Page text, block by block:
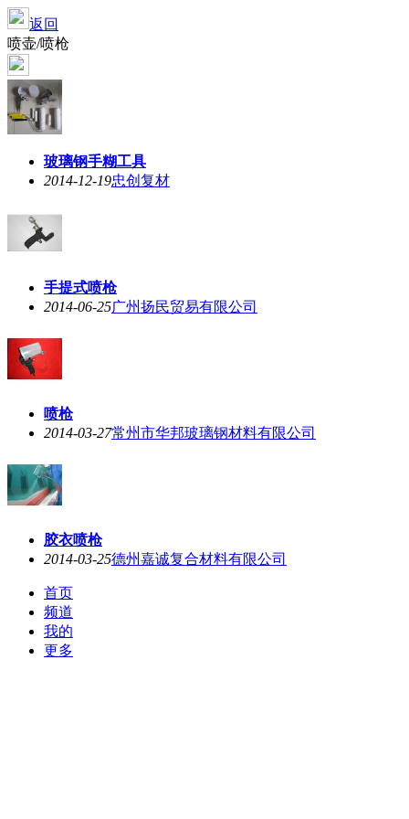
返回
喷壶/喷枪
玻璃钢手糊工具
2014-12-19忠创复材
手提式喷枪
2014-06-25广州扬民贸易有限公司
喷枪
2014-03-27常州市华邦玻璃钢材料有限公司
胶衣喷枪
2014-03-25德州嘉诚复合材料有限公司
首页
频道
我的
更多